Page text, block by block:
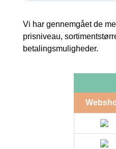
Vi har gennemgået de
prisniveau,
betalingsmuligheder.